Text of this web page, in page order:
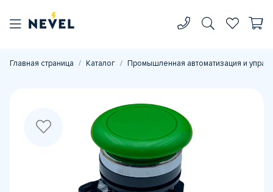
Главная страница Каталог Промышленная автоматизация и